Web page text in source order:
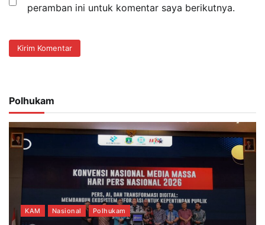
peramban ini untuk komentar saya berikutnya.
Polhukam
KAM Nasional Polhukam